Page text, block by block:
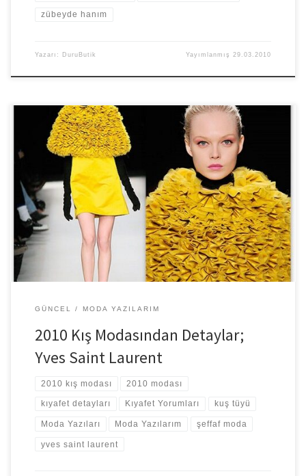
zübeyde hanım
Yazarı: DuruButik Yayımlanmış29.03.2010
Bir kaç gün evvel defileleri tek tek incelemeye başladım. 2010 kış
defileleri başladığında bloglardan görüntülere aşina olmuştum.
Detaylıca inceleme fırsatını […]
GÜNCEL MODA YAZILARIM
2010 Kış Modasından Detaylar;
Yves Saint Laurent
2010 kış modası 2010 modası
kıyafet detayları Kıyafet Yorumları kuş tüyü
Moda Yazıları Moda Yazılarım şeffaf moda
yves saint laurent